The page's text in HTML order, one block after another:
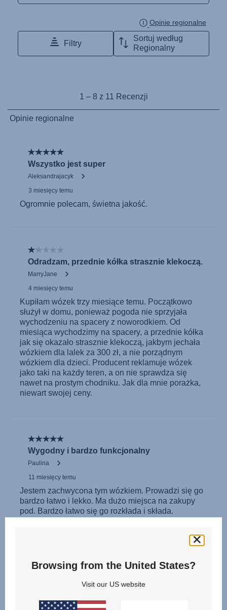
Instrucţiuni de utilizare (Limba română)
Uputstvo za korišcenje (Srpski)
Navodila za uporabo (Slovenščina)
Bruksanvisning (Svenska)
Browsing from the United States?
Visit our US website